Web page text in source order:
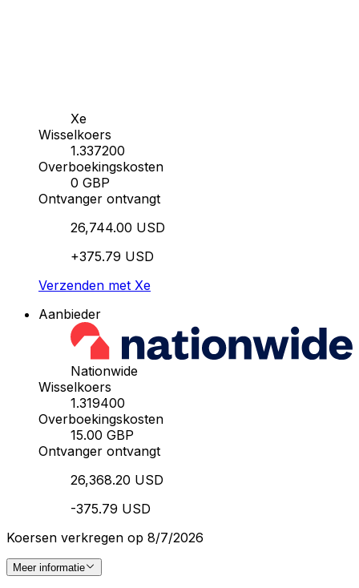
Xe
Wisselkoers
1.337200
Overboekingskosten
0 GBP
Ontvanger ontvangt
26,744.00 USD
+375.79 USD
Verzenden met Xe
Aanbieder
Nationwide
Wisselkoers
1.319400
Overboekingskosten
15.00 GBP
Ontvanger ontvangt
26,368.20 USD
-375.79 USD
Koersen verkregen op 8/7/2026
Meer informatie